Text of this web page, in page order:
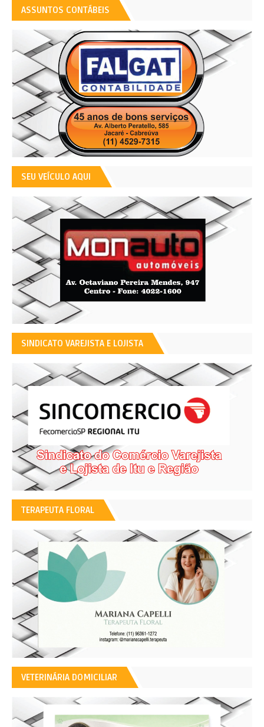
ASSUNTOS CONTÁBEIS
SEU VEÍCULO AQUI
SINDICATO VAREJISTA E LOJISTA
TERAPEUTA FLORAL
VETERINÁRIA DOMICILIAR